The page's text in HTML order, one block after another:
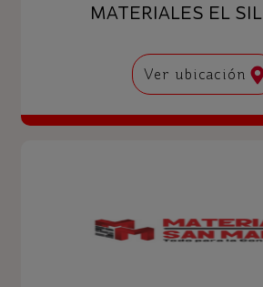
MATERIALES EL
Ver ubicación